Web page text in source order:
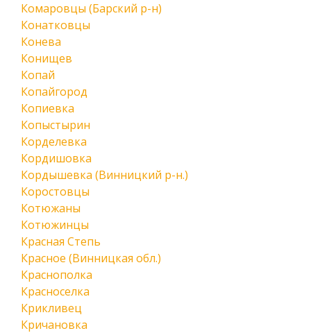
Комаровцы (Барский р-н)
Конатковцы
Конева
Конищев
Копай
Копайгород
Копиевка
Копыстырин
Корделевка
Кордишовка
Кордышевка (Винницкий р-н.)
Коростовцы
Котюжаны
Котюжинцы
Красная Степь
Красное (Винницкая обл.)
Краснополка
Красноселка
Крикливец
Кричановка